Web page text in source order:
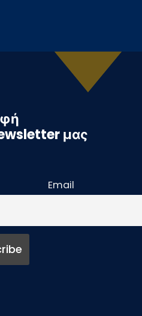
μας
Email